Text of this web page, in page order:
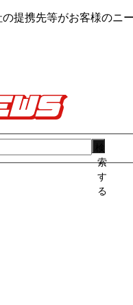
提携先等がお客様のニ
索
す
る